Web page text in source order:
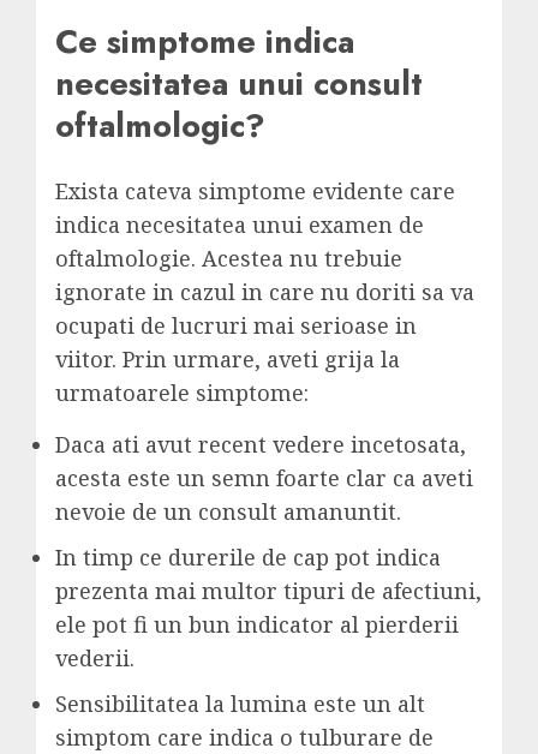
Ce simptome indica
necesitatea unui consult
oftalmologic?
Exista cateva simptome evidente care
indica necesitatea unui examen de
oftalmologie. Acestea nu trebuie
ignorate in cazul in care nu doriti sa va
ocupati de lucruri mai serioase in
viitor. Prin urmare, aveti grija la
urmatoarele simptome:
Daca ati avut recent vedere incetosata,
acesta este un semn foarte clar ca aveti
nevoie de un consult amanuntit.
In timp ce durerile de cap pot indica
prezenta mai multor tipuri de afectiuni,
ele pot fi un bun indicator al pierderii
vederii.
Sensibilitatea la lumina este un alt
simptom care indica o tulburare de